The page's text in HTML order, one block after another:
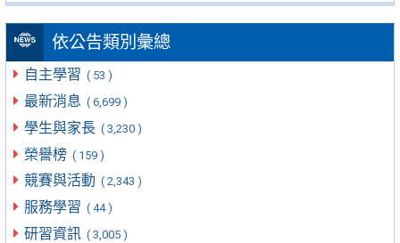
依公告類別彙總
自主學習 ( 53 )
最新消息 ( 6,699 )
學生與家長 ( 3,230 )
榮譽榜 ( 159 )
競賽與活動 ( 2,343 )
服務學習 ( 44 )
研習資訊 ( 3,005 )